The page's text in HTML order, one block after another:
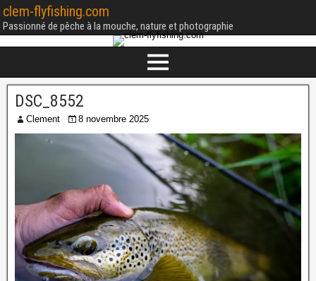
clem-flyfishing.com
Passionné de pêche à la mouche, nature et photographie
DSC_8552
Clement 8 novembre 2025